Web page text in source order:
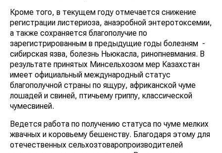
Кроме того, в текущем году отмечается снижение
регистрации листериоза, анаэробной энтеротоксемии,
а также сохраняется благополучие по
зарегистрированным в предыдущие годы болезням -
сибирская язва, болезнь Ньюкасла, ринопневмания. В
результате принятых Минсельхозом мер Казахстан
имеет официальный международный статус
благополучной страны по ящуру, африканской чуме
лошадей и свиней, птичьему гриппу, классической
чумесвиней.
Ведется работа по получению статуса по чуме мелких
жвачных и коровьему бешенству. Благодаря этому для
отечественных сельхозтоваропроизводителей